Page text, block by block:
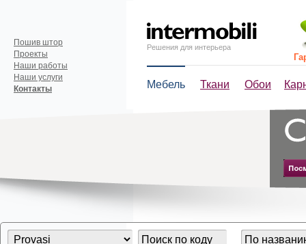
Решения для интерьера
Мебель Ткани Обои
Пошив штор
Проекты
Наши работы
Наши услуги
Контакты